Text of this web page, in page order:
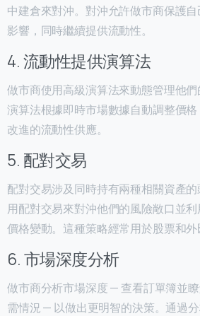
中建倉來對沖。對沖允許做市商保護
影響，同時繼續提供流動性。
4. 流動性提供演算法
做市商使用高級演算法來動態管理他
演算法根據即時市場數據自動調整價
改進的流動性供應。
5. 配對交易
配對交易涉及同時持有兩種相關資產
用配對交易來對沖他們的風險敞口並
價格變動。這種策略經常用於股票和外
6. 市場深度分析
做市商分析市場深度 — 查看訂單簿並
需情況 — 以做出更明智的決策。通過